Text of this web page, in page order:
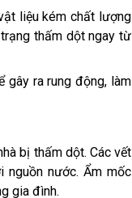
liệu kém chất lượng
thấm dột ngay từ
gây ra rung động, làm
bị thấm dột. Các vết
nước. Ẩm mốc
gia đình.